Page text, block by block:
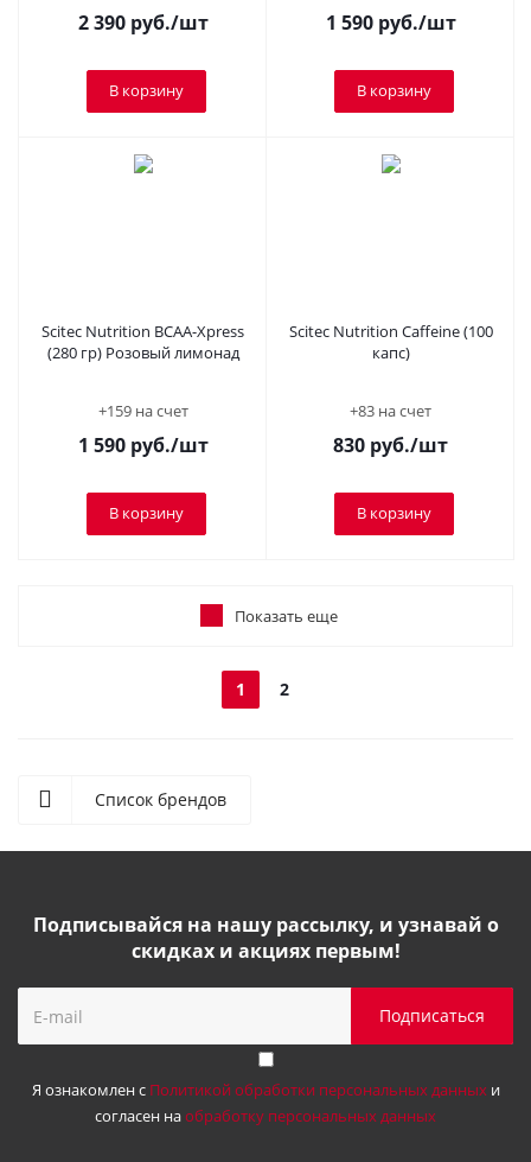
2 390руб./шт
В корзину
1 590руб./шт
В корзину
Scitec Nutrition BCAA-Xpress
(280 гр) Розовый лимонад
+159 на счет
1 590руб./шт
В корзину
Scitec Nutrition Caffeine (100
капс)
+83 на счет
830 руб./шт
В корзину
Показать еще
1 2
Список брендов
Подписывайся на нашу рассылку, и узнавай о
скидках и акциях первым!
Я ознакомлен с Политикой обработки персональных данныхи
согласен наобработку персональных данных